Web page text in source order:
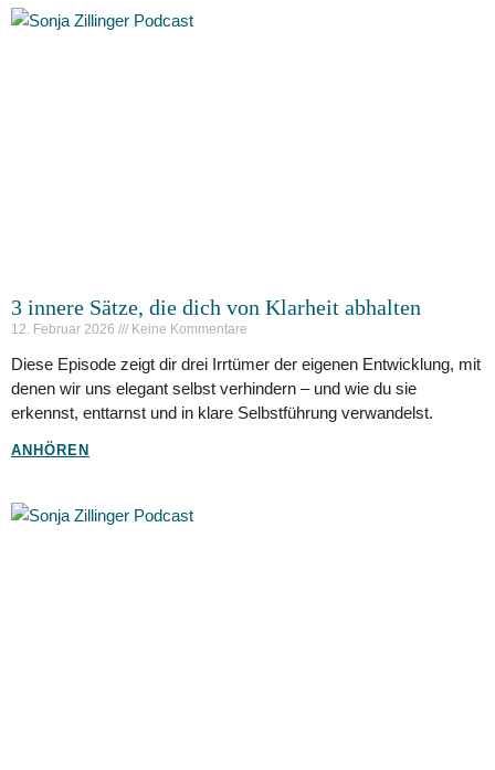
3 innere Sätze, die dich von Klarheit abhalten
12. Februar 2026 Keine Kommentare
Diese Episode zeigt dir drei Irrtümer der eigenen Entwicklung, mit
denen wir uns elegant selbst verhindern – und wie du sie
erkennst, enttarnst und in klare Selbstführung verwandelst.
ANHÖREN